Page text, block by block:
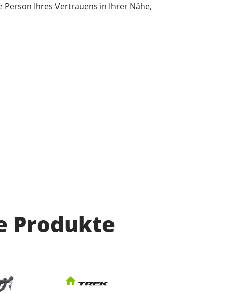
Person Ihres Vertrauens in Ihrer Nähe,
Produkte